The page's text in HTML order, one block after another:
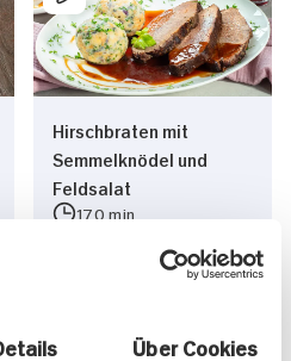
Über Cookies
Hirschbraten mit
Semmelknödel und
Feldsalat
170 min
1.397 kcal p. Portion